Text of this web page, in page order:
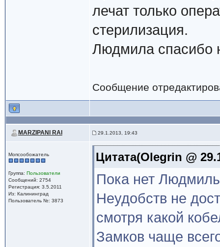
лечат только
стерилизация.
Людмила спасибо
Сообщение
MARZIPANI RAI 29.1.2013, 19:43
Мопсообожатель
Группа: Пользователи
Сообщений: 2754
Регистрация: 3.5.2011
Из: Калининград
Пользователь №: 3873
Цитата(Olegrin @
Пока нет
Неудобств не
смотря какой
Замков чаще